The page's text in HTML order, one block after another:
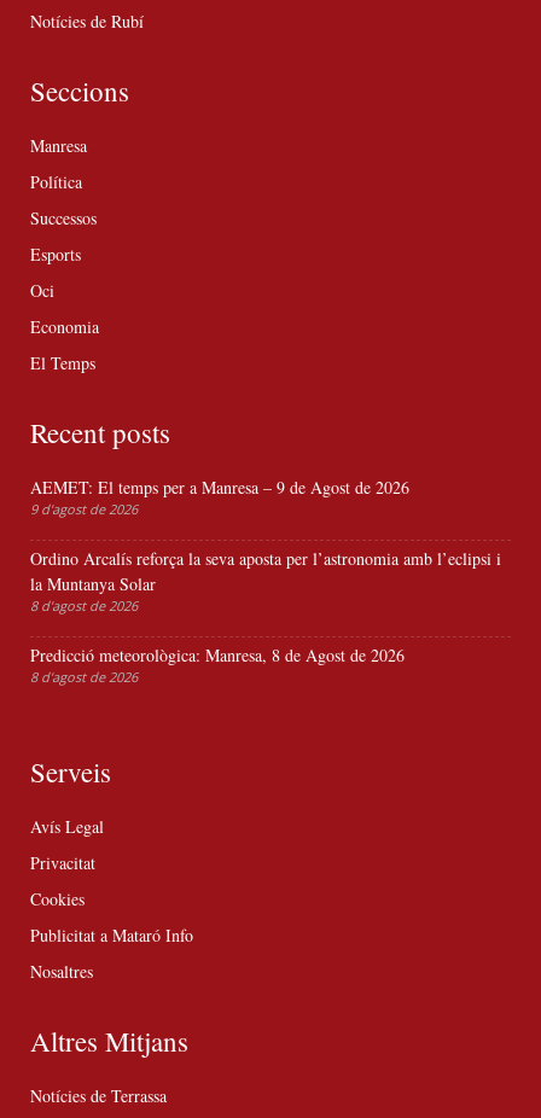
Notícies de Rubí
Seccions
Manresa
Política
Successos
Esports
Oci
Economia
El Temps
Recent posts
AEMET: El temps per a Manresa – 9 de Agost de 2026
9 d'agost de 2026
Ordino Arcalís reforça la seva aposta per l’astronomia amb l’eclipsi i
la Muntanya Solar
8 d'agost de 2026
Predicció meteorològica: Manresa, 8 de Agost de 2026
8 d'agost de 2026
Serveis
Avís Legal
Privacitat
Cookies
Publicitat a Mataró Info
Nosaltres
Altres Mitjans
Notícies de Terrassa